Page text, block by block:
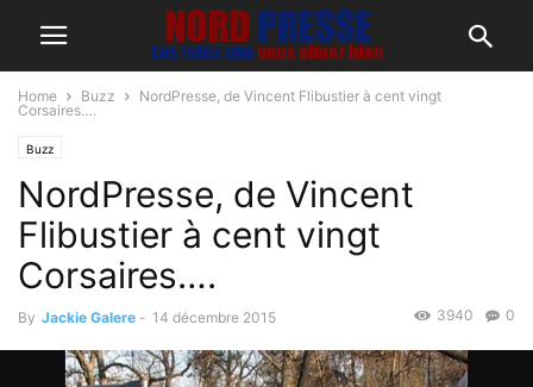
Home Buzz
NordPresse, de Vincent Flibustier à cent vingt
Corsaires….
Buzz
NordPresse, de Vincent
Flibustier à cent vingt
Corsaires….
By Jackie Galere - 14 décembre 2015 0
3940